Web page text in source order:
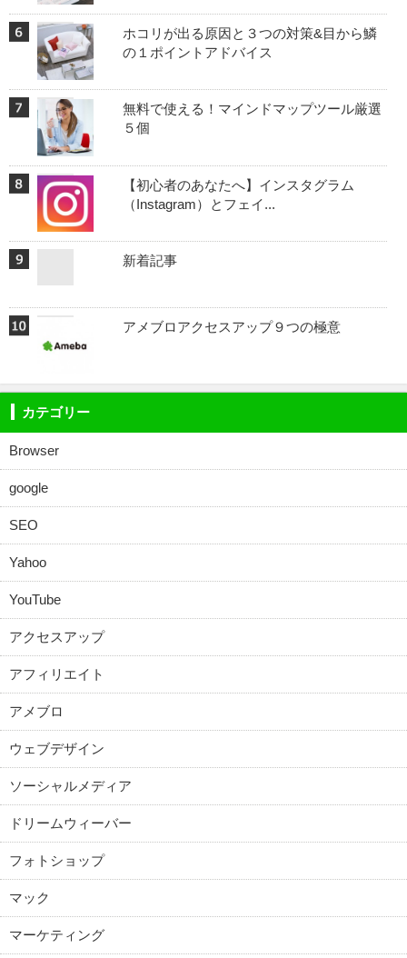
ホコリが出る原因と３つの対策&目から鱗
の１ポイントアドバイス
無料で使える！マインドマップツール厳選
５個
【初心者のあなたへ】インスタグラム
（Instagram）とフェイ...
新着記事
アメブロアクセスアップ９つの極意
カテゴリー
Browser
google
SEO
Yahoo
YouTube
アクセスアップ
アフィリエイト
アメブロ
ウェブデザイン
ソーシャルメディア
ドリームウィーバー
フォトショップ
マック
マーケティング